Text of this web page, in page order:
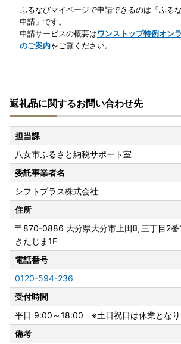
ふるなびマイページで申請できるのは「ふる
申請」です。
申請サービスの概要はワンストップ特例オン
のご案内をご覧ください。
返礼品に関するお問い合わせ先
担当課
八女市ふるさと納税サポート室
委託事業者名
シフトプラス株式会社
住所
〒870-0886 大分県大分市上田町三丁目2
きたじま1F
電話番号
0120-594-236
受付時間
平日 9:00～18:00 ※土日祝日は休業となり
備考